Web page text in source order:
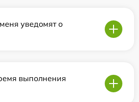
уведомят о
выполнения